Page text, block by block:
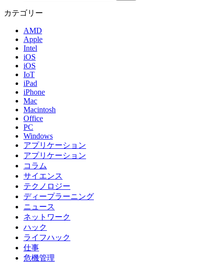
カテゴリー
AMD
Apple
Intel
iOS
iOS
IoT
iPad
iPhone
Mac
Macintosh
Office
PC
Windows
アプリケーション
アプリケーション
コラム
サイエンス
テクノロジー
ディープラーニング
ニュース
ネットワーク
ハック
ライフハック
仕事
危機管理